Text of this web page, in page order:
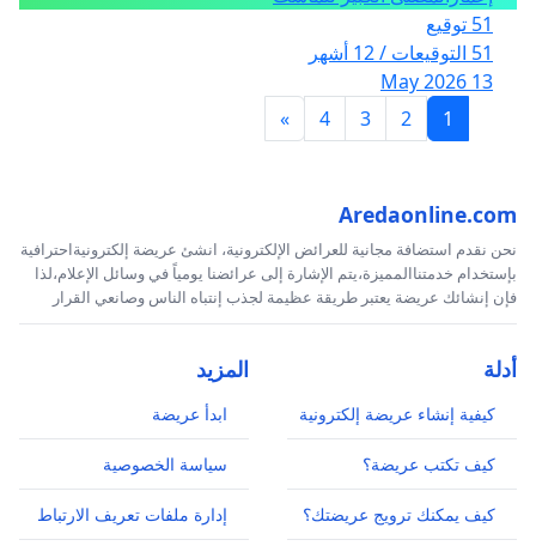
51 توقيع
51 التوقيعات / 12 أشهر
13 May 2026
1
2
3
4
»
Aredaonline.com
نحن نقدم استضافة مجانية للعرائض الإلكترونية، انشئ عريضة إلكترونيةاحترافية
بإستخدام خدمتناالمميزة،يتم الإشارة إلى عرائضنا يومياً في وسائل الإعلام،لذا
فإن إنشائك عريضة يعتبر طريقة عظيمة لجذب إنتباه الناس وصانعي القرار
أدلة
كيفية إنشاء عريضة إلكترونية
كيف تكتب عريضة؟
كيف يمكنك ترويج عريضتك؟
المزيد
ابدأ عريضة
سياسة الخصوصية
إدارة ملفات تعريف الارتباط